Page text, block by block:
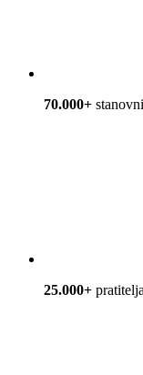
70.000+
25.000+